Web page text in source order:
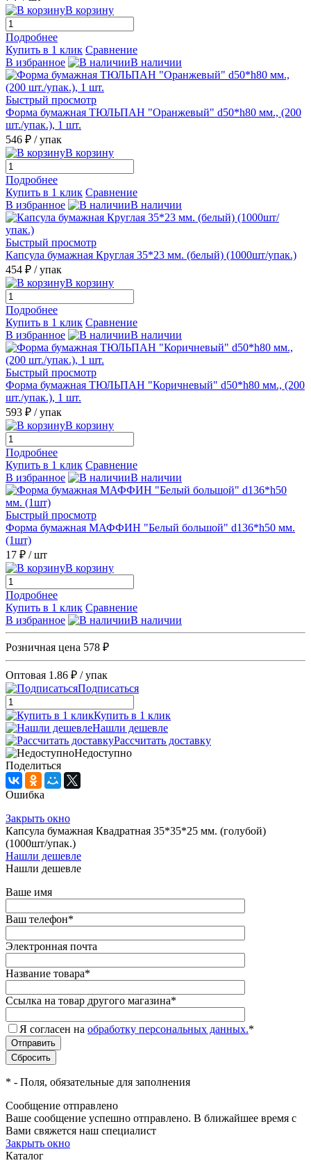
В корзину
Подробнее
Купить в 1 клик Сравнение
В избранное
В наличии
Быстрый просмотр
Форма бумажная ТЮЛЬПАН "Оранжевый" d50*h80 мм., (200
шт./упак.), 1 шт.
546 ₽ / упак
В корзину
Подробнее
Купить в 1 клик Сравнение
В избранное
В наличии
Быстрый просмотр
Капсула бумажная Круглая 35*23 мм. (белый) (1000шт/упак.)
454 ₽ / упак
В корзину
Подробнее
Купить в 1 клик Сравнение
В избранное
В наличии
Быстрый просмотр
Форма бумажная ТЮЛЬПАН "Коричневый" d50*h80 мм., (200
шт./упак.), 1 шт.
593 ₽ / упак
В корзину
Подробнее
Купить в 1 клик Сравнение
В избранное
В наличии
Быстрый просмотр
Форма бумажная МАФФИН "Белый большой" d136*h50 мм.
(1шт)
17 ₽ / шт
В корзину
Подробнее
Купить в 1 клик Сравнение
В избранное
В наличии
Розничная цена 578 ₽
Оптовая 1.86 ₽ / упак
Подписаться
Купить в 1 клик
Нашли дешевле
Рассчитать доставку
Недоступно
Поделиться
Ошибка
Закрыть окно
Капсула бумажная Квадратная 35*35*25 мм. (голубой)
(1000шт/упак.)
Нашли дешевле
Нашли дешевле
Ваше имя
Ваш телефон*
Электронная почта
Название товара*
Ссылка на товар другого магазина*
Я согласен на обработку персональных данных.*
* - Поля, обязательные для заполнения
Сообщение отправлено
Ваше сообщение успешно отправлено. В ближайшее время с
Вами свяжется наш специалист
Закрыть окно
Каталог